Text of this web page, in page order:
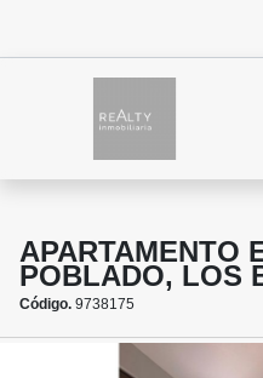
APARTAMENTO
POBLADO, LOS
Código. 9738175